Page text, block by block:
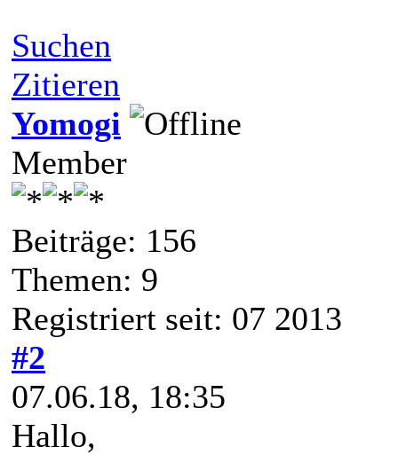
Suchen
Zitieren
Yomogi
Member
Beiträge: 156
Themen: 9
Registriert seit: 07 2013
#2
07.06.18, 18:35
Hallo,